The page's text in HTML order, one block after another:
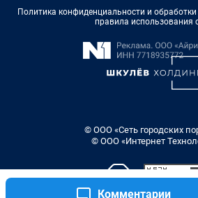
Комментарии
Политика конфиденциальности и
правила использования
© ООО «Сеть городских
© ООО «Интернет